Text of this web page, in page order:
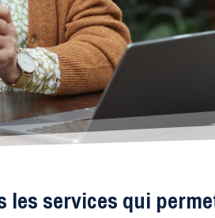
services qui